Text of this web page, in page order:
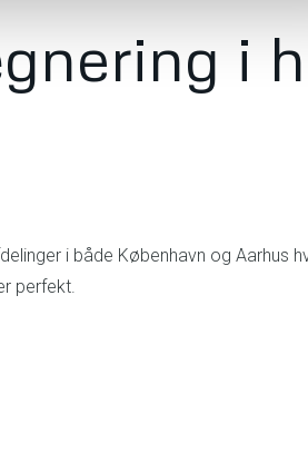
i
i både København og Aarhus
perfekt.